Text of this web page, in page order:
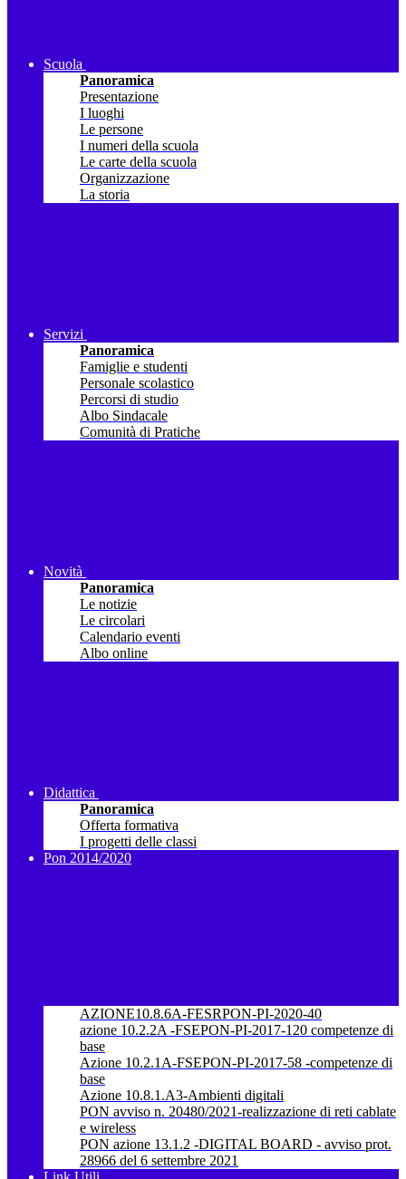
Scuola
Panoramica
Presentazione
I luoghi
Le persone
I numeri della scuola
Le carte della scuola
Organizzazione
La storia
Servizi
Panoramica
Famiglie e studenti
Personale scolastico
Percorsi di studio
Albo Sindacale
Comunità di Pratiche
Novità
Panoramica
Le notizie
Le circolari
Calendario eventi
Albo online
Didattica
Panoramica
Offerta formativa
I progetti delle classi
Pon 2014/2020
AZIONE10.8.6A-FESRPON-PI-2020-40
azione 10.2.2A -FSEPON-PI-2017-120 competenze di
base
Azione 10.2.1A-FSEPON-PI-2017-58 -competenze di
base
Azione 10.8.1.A3-Ambienti digitali
PON avviso n. 20480/2021-realizzazione di reti cablate
e wireless
PON azione 13.1.2 -DIGITAL BOARD - avviso prot.
28966 del 6 settembre 2021